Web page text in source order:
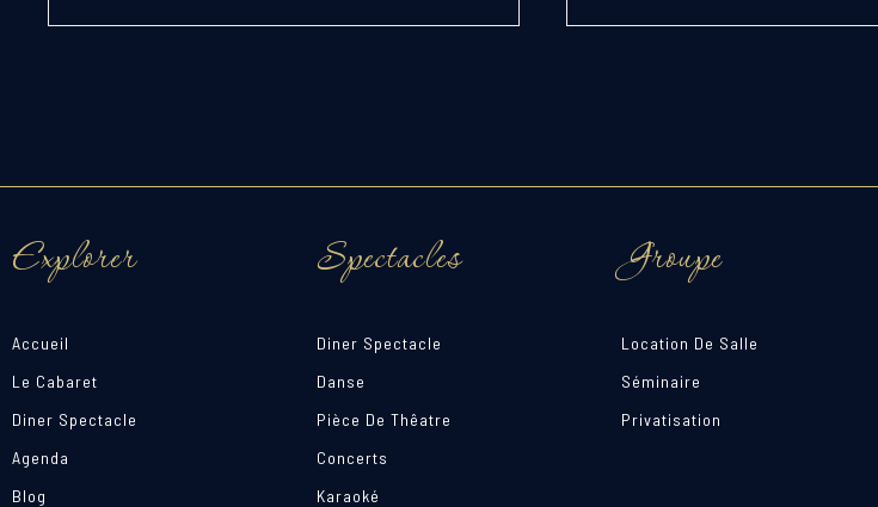
Explorer
Accueil
Le Cabaret
Diner Spectacle
Agenda
Blog
Spectacles
Diner Spectacle
Danse
Pièce De Thêatre
Concerts
Karaoké
Groupe
Location De Salle
Séminaire
Privatisation